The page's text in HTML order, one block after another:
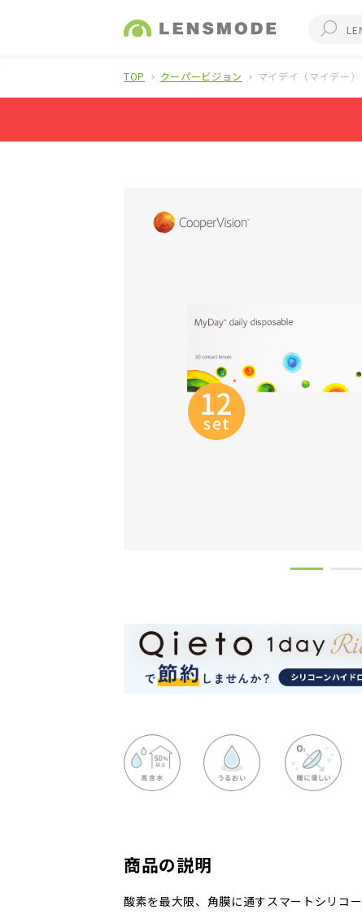
TOP クーパービジョン マイデイ（マイデー
商品の説明
酸素を最大限、角膜に通すスマートシリコ